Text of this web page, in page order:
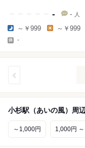
- - 人
～￥999 ～￥999
-
小杉駅（あいの風）周
～1,000円 1,000円